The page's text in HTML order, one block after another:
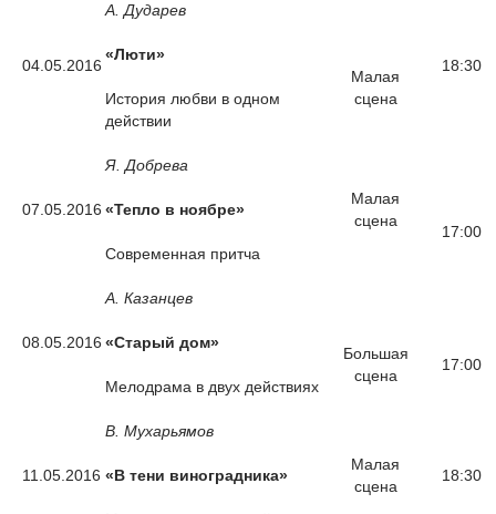
04.05.2016
А. Дударев
«Люти»
История любви в одном
действии
Малая
сцена
18:30
07.05.2016
Я. Добрева
«Тепло в ноябре»
Современная притча
Малая
сцена
17:00
08.05.2016
А. Казанцев
«Старый дом»
Мелодрама в двух действиях
Большая
сцена
17:00
11.05.2016
В. Мухарьямов
«В тени виноградника»
Малая
сцена
18:30